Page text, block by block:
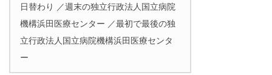
日替わり ／週末の独立行政法人国立病院
機構浜田医療センター ／最初で最後の独
立行政法人国立病院機構浜田医療センタ
ー